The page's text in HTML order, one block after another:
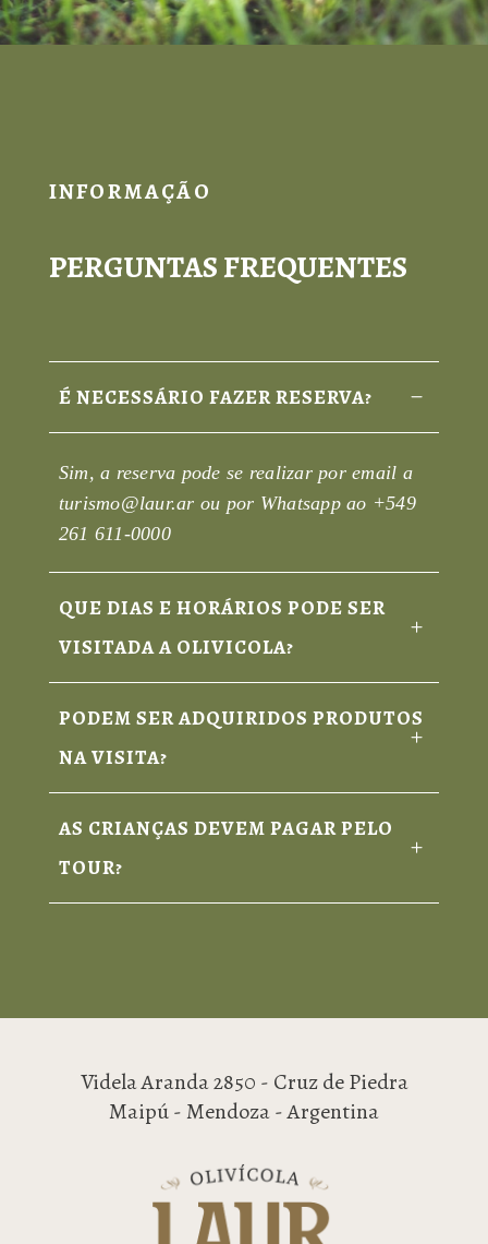
INFORMAÇÃO
PERGUNTAS FREQUENTES
É NECESSÁRIO FAZER RESERVA?
Sim, a reserva pode se realizar por email a
turismo@laur.ar ou por Whatsapp ao +549
261 611-0000
QUE DIAS E HORÁRIOS PODE SER
VISITADA A OLIVICOLA?
PODEM SER ADQUIRIDOS PRODUTOS
NA VISITA?
AS CRIANÇAS DEVEM PAGAR PELO
TOUR?
Videla Aranda 2850 - Cruz de Piedra
Maipú - Mendoza - Argentina